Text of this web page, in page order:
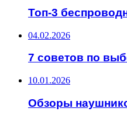
Топ-3
04.02.2026
7 советов по
10.01.2026
Обзоры